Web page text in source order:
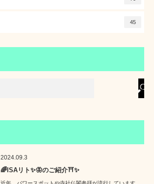
45
2024.09.3
🌈ISAリト✨🦋のご紹介⛩️✨